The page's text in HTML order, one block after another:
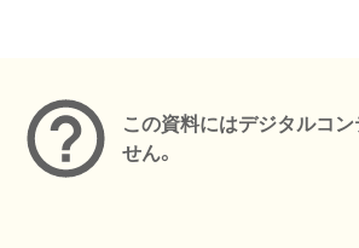
この資料にはデジタルコ
せん。